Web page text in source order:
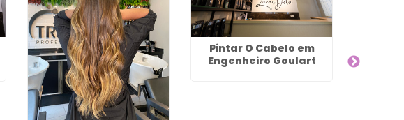
Pintar O Cabelo em
Engenheiro Goulart